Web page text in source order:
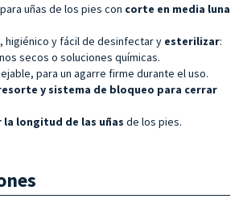
para uñas de los pies con corte en media luna
, higiénico y fácil de desinfectar y esterilizar:
secos o soluciones químicas.
para un agarre firme durante el uso.
y sistema de bloqueo para cerrar
la longitud de las uñas de los pies.